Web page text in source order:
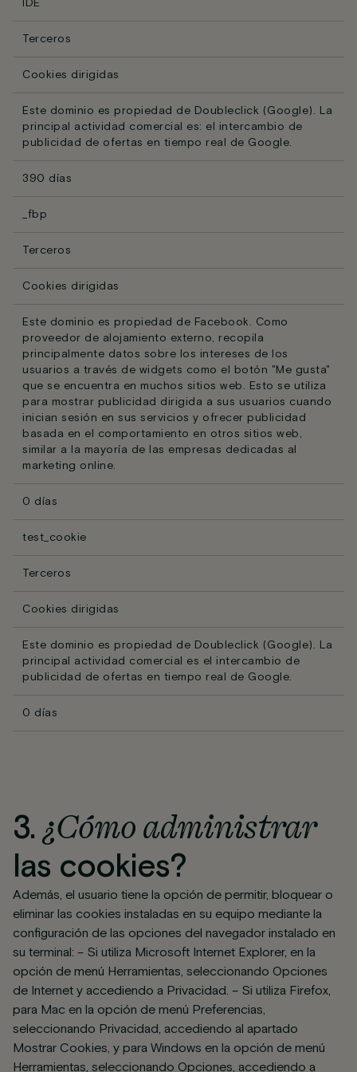
IDE
Terceros
Cookies dirigidas
Este dominio es propiedad de Doubleclick (Google). La
principal actividad comercial es: el intercambio de
publicidad de ofertas en tiempo real de Google.
390 días
_fbp
Terceros
Cookies dirigidas
Este dominio es propiedad de Facebook. Como
proveedor de alojamiento externo, recopila
principalmente datos sobre los intereses de los
usuarios a través de widgets como el botón "Me gusta"
que se encuentra en muchos sitios web. Esto se utiliza
para mostrar publicidad dirigida a sus usuarios cuando
inician sesión en sus servicios y ofrecer publicidad
basada en el comportamiento en otros sitios web,
similar a la mayoría de las empresas dedicadas al
marketing online.
0 días
test_cookie
Terceros
Cookies dirigidas
Este dominio es propiedad de Doubleclick (Google). La
principal actividad comercial es el intercambio de
publicidad de ofertas en tiempo real de Google.
0 días
3.¿Cómo administrar
las cookies?
Además, el usuario tiene la opción de permitir, bloquear o
eliminar las cookies instaladas en su equipo mediante la
configuración de las opciones del navegador instalado en
su terminal: – Si utiliza Microsoft Internet Explorer, en la
opción de menú Herramientas, seleccionando Opciones
de Internet y accediendo a Privacidad. – Si utiliza Firefox,
para Mac en la opción de menú Preferencias,
seleccionando Privacidad, accediendo al apartado
Mostrar Cookies, y para Windows en la opción de menú
Herramientas, seleccionando Opciones, accediendo a